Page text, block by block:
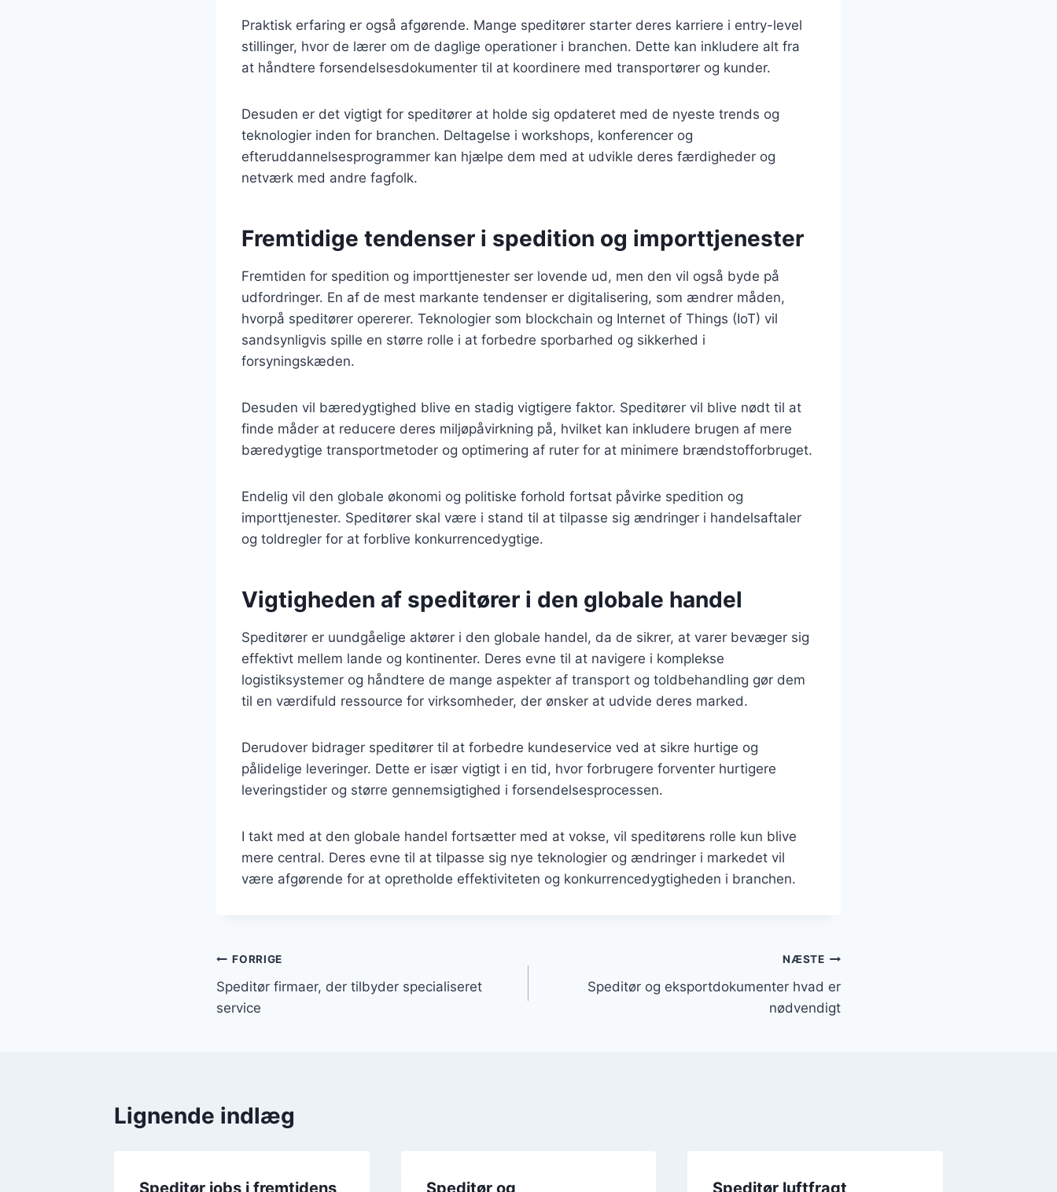
Praktisk erfaring er også afgørende. Mange speditører starter deres karriere i entry-level
stillinger, hvor de lærer om de daglige operationer i branchen. Dette kan inkludere alt fra
at håndtere forsendelsesdokumenter til at koordinere med transportører og kunder.
Desuden er det vigtigt for speditører at holde sig opdateret med de nyeste trends og
teknologier inden for branchen. Deltagelse i workshops, konferencer og
efteruddannelsesprogrammer kan hjælpe dem med at udvikle deres færdigheder og
netværk med andre fagfolk.
Fremtidige tendenser i spedition og importtjenester
Fremtiden for spedition og importtjenester ser lovende ud, men den vil også byde på
udfordringer. En af de mest markante tendenser er digitalisering, som ændrer måden,
hvorpå speditører opererer. Teknologier som blockchain og Internet of Things (IoT) vil
sandsynligvis spille en større rolle i at forbedre sporbarhed og sikkerhed i
forsyningskæden.
Desuden vil bæredygtighed blive en stadig vigtigere faktor. Speditører vil blive nødt til at
finde måder at reducere deres miljøpåvirkning på, hvilket kan inkludere brugen af mere
bæredygtige transportmetoder og optimering af ruter for at minimere brændstofforbruget.
Endelig vil den globale økonomi og politiske forhold fortsat påvirke spedition og
importtjenester. Speditører skal være i stand til at tilpasse sig ændringer i handelsaftaler
og toldregler for at forblive konkurrencedygtige.
Vigtigheden af speditører i den globale handel
Speditører er uundgåelige aktører i den globale handel, da de sikrer, at varer bevæger sig
effektivt mellem lande og kontinenter. Deres evne til at navigere i komplekse
logistiksystemer og håndtere de mange aspekter af transport og toldbehandling gør dem
til en værdifuld ressource for virksomheder, der ønsker at udvide deres marked.
Derudover bidrager speditører til at forbedre kundeservice ved at sikre hurtige og
pålidelige leveringer. Dette er især vigtigt i en tid, hvor forbrugere forventer hurtigere
leveringstider og større gennemsigtighed i forsendelsesprocessen.
I takt med at den globale handel fortsætter med at vokse, vil speditørens rolle kun blive
mere central. Deres evne til at tilpasse sig nye teknologier og ændringer i markedet vil
være afgørende for at opretholde effektiviteten og konkurrencedygtigheden i branchen.
Indlægsnavigation
FORRIGE
Speditør firmaer, der tilbyder specialiseret
service
NÆSTE
Speditør og eksportdokumenter hvad er
nødvendigt
Lignende indlæg
Speditør jobs i fremtidens Speditør og Speditør luftfragt